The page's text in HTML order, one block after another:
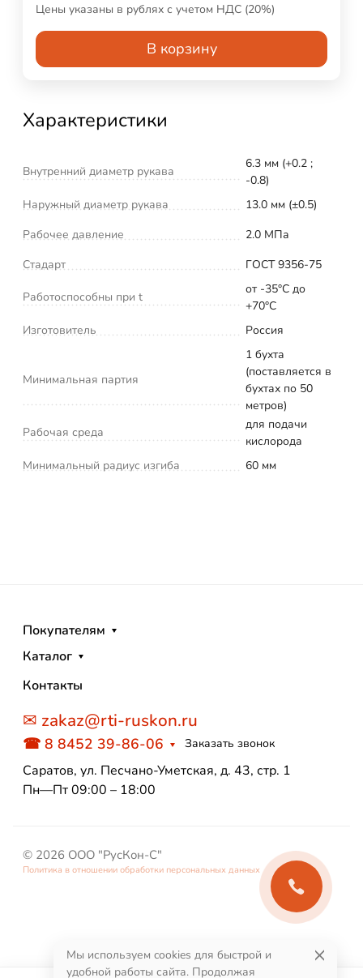
Цены указаны в рублях с учетом НДС (20%)
В корзину
Характеристики
Внутренний диаметр рукава
6.3 мм (+0.2 ;
-0.8)
Наружный диаметр рукава
13.0 мм (±0.5)
Рабочее давление
2.0 МПа
Стадарт
ГОСТ 9356-75
Работоспособны при t
от -35°C до
+70°C
Изготовитель
Россия
Минимальная партия
1 бухта
(поставляется в
бухтах по 50
метров)
Рабочая среда
для подачи
кислорода
Минимальный радиус изгиба
60 мм
Покупателям
Каталог
Контакты
✉ zakaz@rti-ruskon.ru
☎ 8 8452 39-86-06 Заказать звонок
Саратов, ул. Песчано-Уметская, д. 43, стр. 1
Пн—Пт 09:00 – 18:00
© 2026 ООО "РусКон-С"
Политика в отношении обработки персональных данных
Мы используем cookies для быстрой и
удобной работы сайта. Продолжая